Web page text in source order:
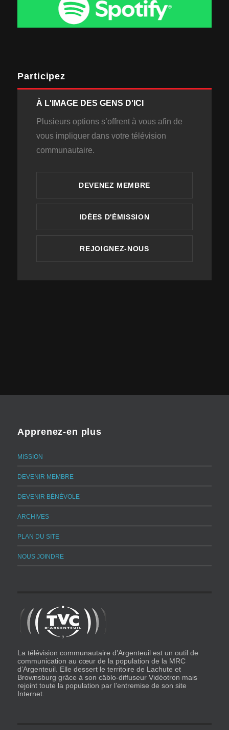
Participez
À L'IMAGE DES GENS D'ICI
Plusieurs options s’offrent à vous afin de
vous impliquer dans votre télévision
communautaire.
DEVENEZ MEMBRE
IDÉES D'ÉMISSION
REJOIGNEZ-NOUS
Apprenez-en plus
MISSION
DEVENIR MEMBRE
DEVENIR BÉNÉVOLE
ARCHIVES
PLAN DU SITE
NOUS JOINDRE
La télévision communautaire d’Argenteuil est un outil de
communication au cœur de la population de la MRC
d’Argenteuil. Elle dessert le territoire de Lachute et
Brownsburg grâce à son câblo-diffuseur Vidéotron mais
rejoint toute la population par l’entremise de son site
Internet.